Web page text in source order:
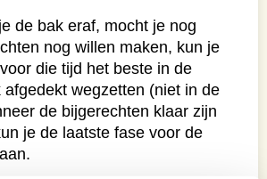
de bak eraf, mocht je nog
nog willen maken, kun je
die tijd het beste in de
wegzetten (niet in de
de bijgerechten klaar zijn
je de laatste fase voor de